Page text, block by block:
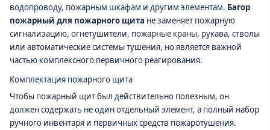
водопроводу, пожарным шкафам и другим элементам. Багор
пожарный для пожарного щита не заменяет пожарную
сигнализацию, огнетушители, пожарные краны, рукава, стволы
или автоматические системы тушения, но является важной
частью комплексного первичного реагирования.
Комплектация пожарного щита
Чтобы пожарный щит был действительно полезным, он
должен содержать не один отдельный элемент, а полный набор
ручного инвентаря и первичных средств пожаротушения.